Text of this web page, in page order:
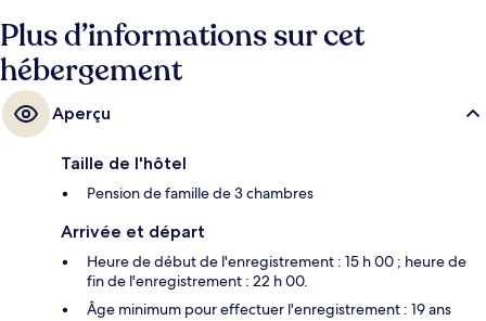
Plus d’informations sur cet
hébergement
Aperçu
Taille de l'hôtel
Pension de famille de 3 chambres
Arrivée et départ
Heure de début de l'enregistrement : 15 h 00 ; heure de
fin de l'enregistrement : 22 h 00.
Âge minimum pour effectuer l'enregistrement : 19 ans